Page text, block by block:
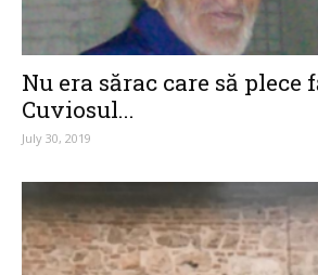
Nu era sărac care să plece
Cuviosul...
July 30, 2019